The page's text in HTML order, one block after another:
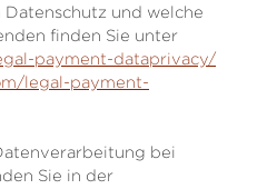
und welche
finden Sie unter
payment-dataprivacy/
legal-payment-
bei
Sie in der